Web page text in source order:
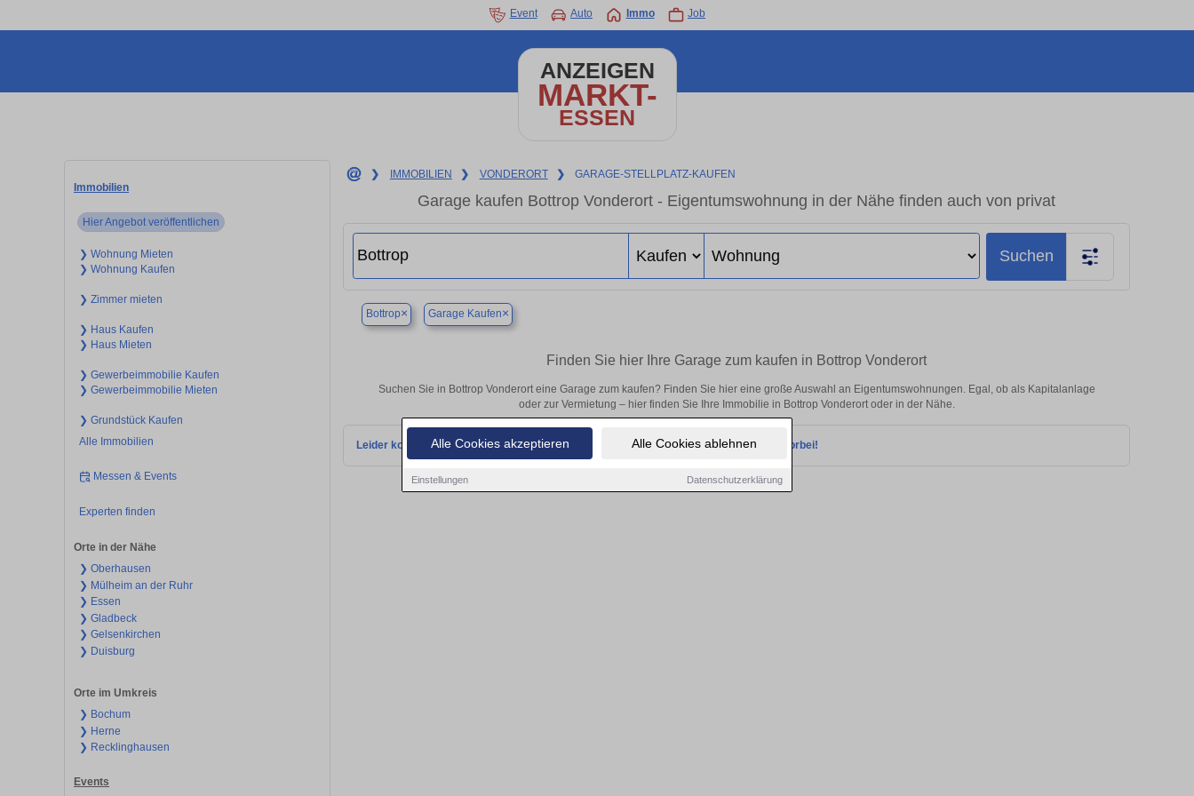
Alle Cookies akzeptieren Alle Cookies ablehnen
Einstellungen Datenschutzerklärung
Event Auto Immo Job
ANZEIGEN
MARKT-
ESSEN
Immobilien
Hier Angebot veröffentlichen
❯ Wohnung Mieten
❯ Wohnung Kaufen
❯ Zimmer mieten
❯ Haus Kaufen
❯ Haus Mieten
❯ Gewerbeimmobilie Kaufen
❯ Gewerbeimmobilie Mieten
❯ Grundstück Kaufen
Alle Immobilien
Messen & Events
Experten finden
Orte in der Nähe
❯ Oberhausen
❯ Mülheim an der Ruhr
❯ Essen
❯ Gladbeck
❯ Gelsenkirchen
❯ Duisburg
Orte im Umkreis
❯ Bochum
❯ Herne
❯ Recklinghausen
Events
❯ IMMOBILIEN ❯ VONDERORT ❯ GARAGE-STELLPLATZ-KAUFEN
Garage kaufen Bottrop Vonderort - Eigentumswohnung in der Nähe finden auch von privat
Suchen
Bottrop× Garage Kaufen×
Finden Sie hier Ihre Garage zum kaufen in Bottrop Vonderort
Suchen Sie in Bottrop Vonderort eine Garage zum kaufen? Finden Sie hier eine große Auswahl an Eigentumswohnungen. Egal, ob als Kapitalanlage
oder zur Vermietung – hier finden Sie Ihre Immobilie in Bottrop Vonderort oder in der Nähe.
Leider konnten wir derzeit keine passenden Objekte finden. Schauen Sie bald wieder vorbei!